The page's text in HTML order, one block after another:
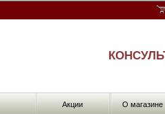
Акции О магазине